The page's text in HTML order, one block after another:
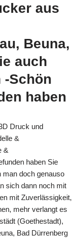
aus
Beuna,
auch
-Schön
haben
Druck und
&
&
haben Sie
man doch genauso
sich dann noch mit
mit Zuverlässigkeit,
mehr verlangt es
(Goethestadt),
Bad Dürrenberg